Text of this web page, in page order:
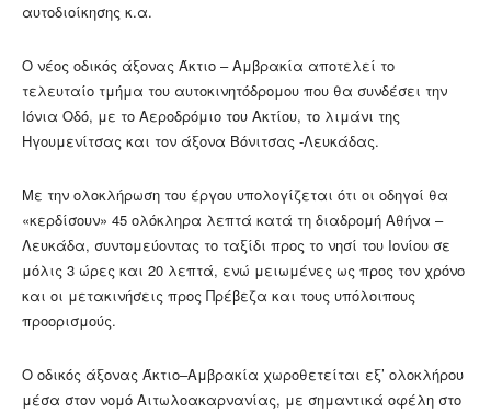
αυτοδιοίκησης κ.α.
O νέος οδικός άξονας Άκτιο – Αμβρακία αποτελεί το
τελευταίο τμήμα του αυτοκινητόδρομου που θα συνδέσει την
Ιόνια Οδό, με το Αεροδρόμιο του Ακτίου, το λιμάνι της
Ηγουμενίτσας και τον άξονα Βόνιτσας -Λευκάδας.
Με την ολοκλήρωση του έργου υπολογίζεται ότι οι οδηγοί θα
«κερδίσουν» 45 ολόκληρα λεπτά κατά τη διαδρομή Αθήνα –
Λευκάδα, συντομεύοντας το ταξίδι προς το νησί του Ιονίου σε
μόλις 3 ώρες και 20 λεπτά, ενώ μειωμένες ως προς τον χρόνο
και οι μετακινήσεις προς Πρέβεζα και τους υπόλοιπους
προορισμούς.
Ο οδικός άξονας Άκτιο–Αμβρακία χωροθετείται εξ’ ολοκλήρου
μέσα στον νομό Αιτωλοακαρνανίας, με σημαντικά οφέλη στο